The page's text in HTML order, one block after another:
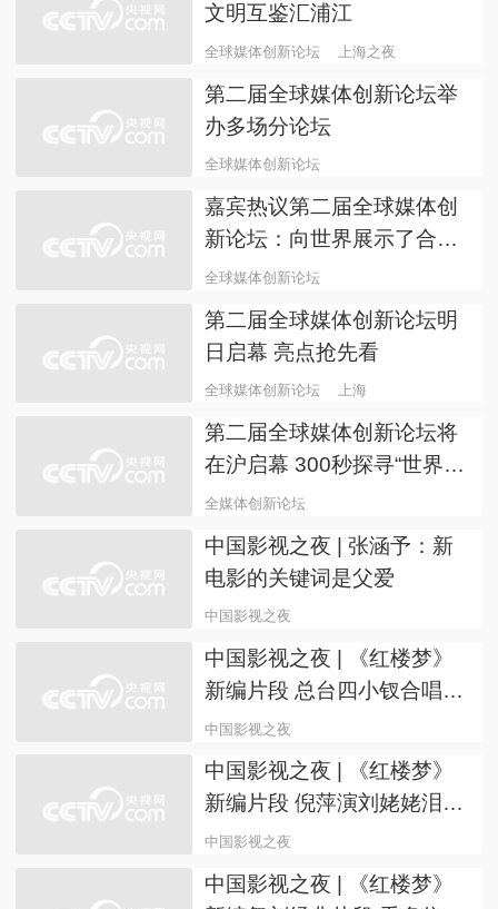
“一起咖啡吧”主题曲音源上
线 浪漫七夕咖啡有约
一起咖啡吧 主题曲
“海派艺术家之家”艺术展上
新
海派艺术家 展览
上海之夜丨大珠小珠落玉盘
文明互鉴汇浦江
全球媒体创新论坛 上海之夜
第二届全球媒体创新论坛举
办多场分论坛
全球媒体创新论坛
嘉宾热议第二届全球媒体创
新论坛：向世界展示了合作
的力量
全球媒体创新论坛
第二届全球媒体创新论坛明
日启幕 亮点抢先看
全球媒体创新论坛 上海
第二届全球媒体创新论坛将
在沪启幕 300秒探寻“世界城
市”
全媒体创新论坛
中国影视之夜 | 张涵予：新
电影的关键词是父爱
中国影视之夜